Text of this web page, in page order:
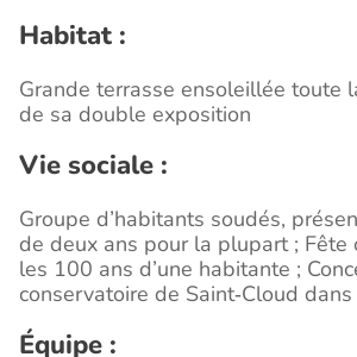
Habitat :
Grande terrasse ensoleillée toute
de sa double exposition
Vie sociale :
Groupe d’habitants soudés,
de deux ans pour la plupart ; Fête
les 100 ans d’une habitante ;
conservatoire de Saint‑Cloud
Équipe :